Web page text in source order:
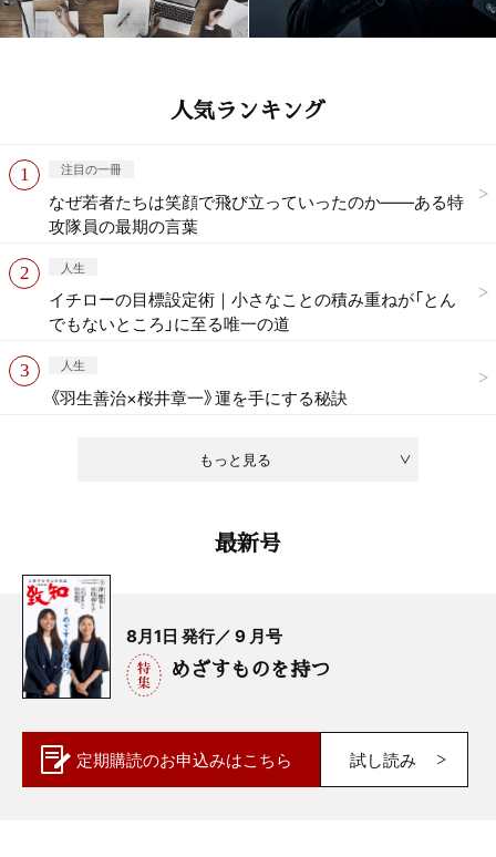
人気ランキング
もっと見る
注目の一冊
なぜ若者たちは笑顔で飛び立っていったのか——ある特
攻隊員の最期の言葉
人生
イチローの目標設定術｜小さなことの積み重ねが「とん
でもないところ」に至る唯一の道
人生
《羽生善治×桜井章一》運を手にする秘訣
最新号
8月1日 発行／ 9 月号
めざすものを持つ
定期購読のお申込みはこちら 試し読み